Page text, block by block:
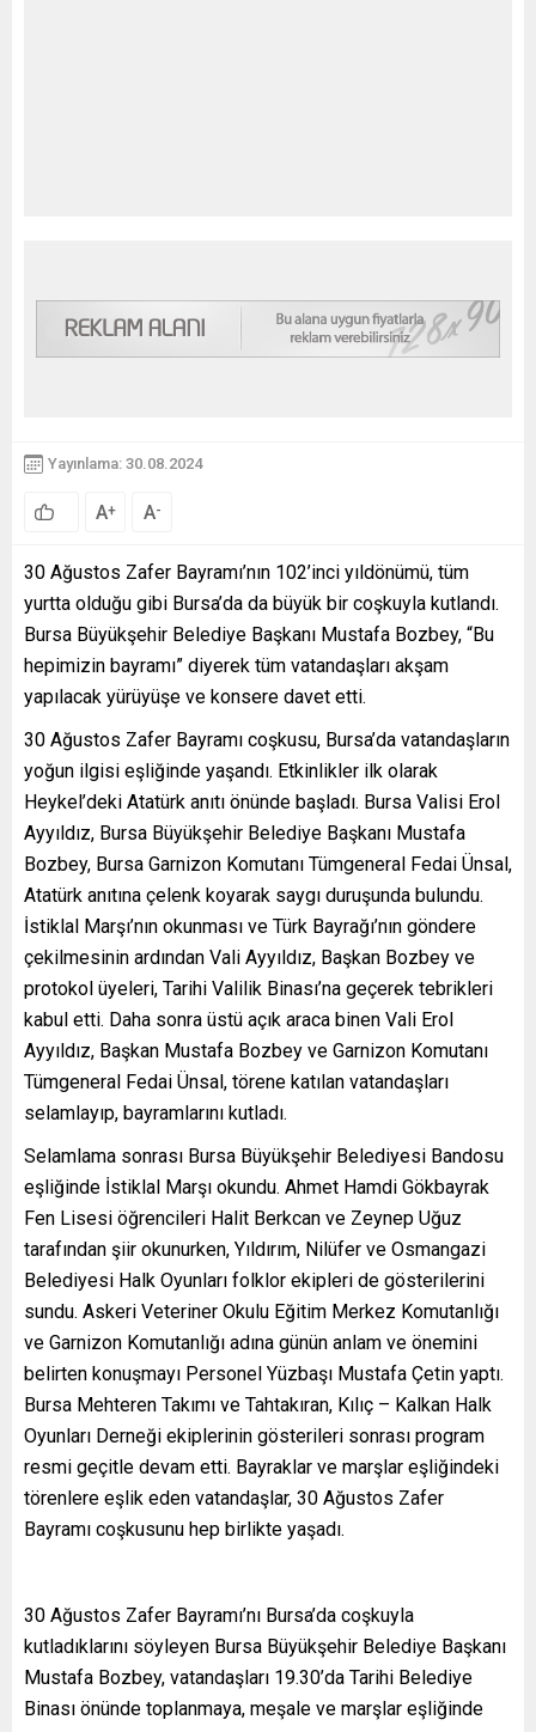
Yayınlama: 30.08.2024
A+ A-
30 Ağustos Zafer Bayramı’nın 102’inci yıldönümü, tüm
yurtta olduğu gibi Bursa’da da büyük bir coşkuyla kutlandı.
Bursa Büyükşehir Belediye Başkanı Mustafa Bozbey, “Bu
hepimizin bayramı” diyerek tüm vatandaşları akşam
yapılacak yürüyüşe ve konsere davet etti.
30 Ağustos Zafer Bayramı coşkusu, Bursa’da vatandaşların
yoğun ilgisi eşliğinde yaşandı. Etkinlikler ilk olarak
Heykel’deki Atatürk anıtı önünde başladı. Bursa Valisi Erol
Ayyıldız, Bursa Büyükşehir Belediye Başkanı Mustafa
Bozbey, Bursa Garnizon Komutanı Tümgeneral Fedai Ünsal,
Atatürk anıtına çelenk koyarak saygı duruşunda bulundu.
İstiklal Marşı’nın okunması ve Türk Bayrağı’nın göndere
çekilmesinin ardından Vali Ayyıldız, Başkan Bozbey ve
protokol üyeleri, Tarihi Valilik Binası’na geçerek tebrikleri
kabul etti. Daha sonra üstü açık araca binen Vali Erol
Ayyıldız, Başkan Mustafa Bozbey ve Garnizon Komutanı
Tümgeneral Fedai Ünsal, törene katılan vatandaşları
selamlayıp, bayramlarını kutladı.
Selamlama sonrası Bursa Büyükşehir Belediyesi Bandosu
eşliğinde İstiklal Marşı okundu. Ahmet Hamdi Gökbayrak
Fen Lisesi öğrencileri Halit Berkcan ve Zeynep Uğuz
tarafından şiir okunurken, Yıldırım, Nilüfer ve Osmangazi
Belediyesi Halk Oyunları folklor ekipleri de gösterilerini
sundu. Askeri Veteriner Okulu Eğitim Merkez Komutanlığı
ve Garnizon Komutanlığı adına günün anlam ve önemini
belirten konuşmayı Personel Yüzbaşı Mustafa Çetin yaptı.
Bursa Mehteren Takımı ve Tahtakıran, Kılıç – Kalkan Halk
Oyunları Derneği ekiplerinin gösterileri sonrası program
resmi geçitle devam etti. Bayraklar ve marşlar eşliğindeki
törenlere eşlik eden vatandaşlar, 30 Ağustos Zafer
Bayramı coşkusunu hep birlikte yaşadı.
30 Ağustos Zafer Bayramı’nı Bursa’da coşkuyla
kutladıklarını söyleyen Bursa Büyükşehir Belediye Başkanı
Mustafa Bozbey, vatandaşları 19.30’da Tarihi Belediye
Binası önünde toplanmaya, meşale ve marşlar eşliğinde